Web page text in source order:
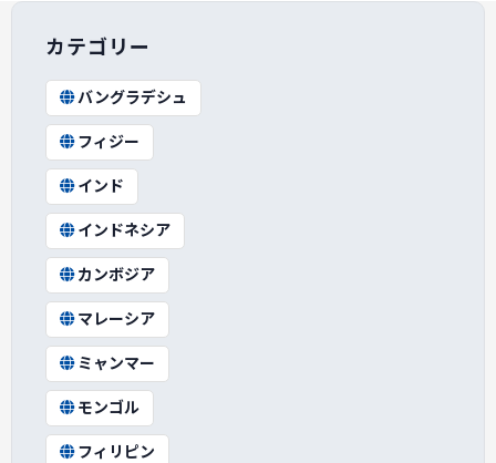
カテゴリー
バングラデシュ
フィジー
インド
インドネシア
カンボジア
マレーシア
ミャンマー
モンゴル
フィリピン